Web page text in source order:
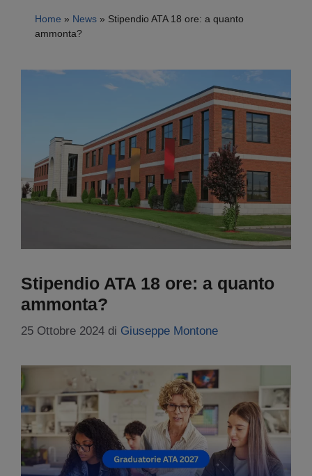
Home » News » Stipendio ATA 18 ore: a quanto
ammonta?
Stipendio ATA 18 ore: a quanto
ammonta?
25 Ottobre 2024 di Giuseppe Montone